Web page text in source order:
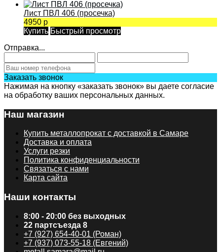
Лист ПВЛ 406 (просечка)
4950 р
Купить Быстрый просмотр
Отправка...
Заказать звонок
Нажимая на кнопку «заказать звонок» вы даете согласие
на обработку ваших персональных данных.
Наш магазин
Купить металлопрокат с доставкой в Самаре
Доставка и оплата
Услуги резки
Политика конфиденциальности
Связаться с нами
Карта сайта
Наши контакты
8:00 - 20:00 без выходных
22 партсъезда 8
+7 (927) 654-40-01 (Роман)
+7 (937) 073-55-18 (Евгений)